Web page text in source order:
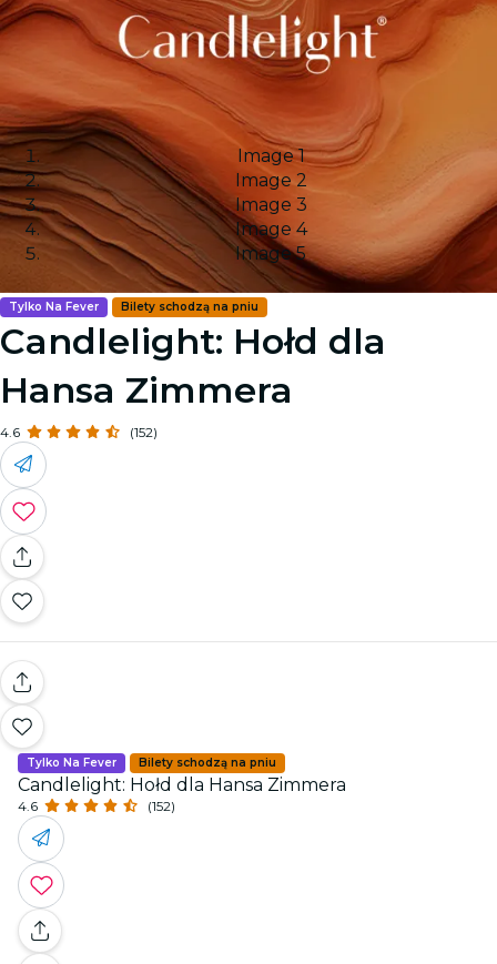
Image 1
Image 2
Image 3
Image 4
Image 5
Tylko Na Fever Bilety schodzą na pniu
Candlelight: Hołd dla
Hansa Zimmera
4.6 (152)
Tylko Na Fever Bilety schodzą na pniu
Candlelight: Hołd dla Hansa Zimmera
4.6 (152)